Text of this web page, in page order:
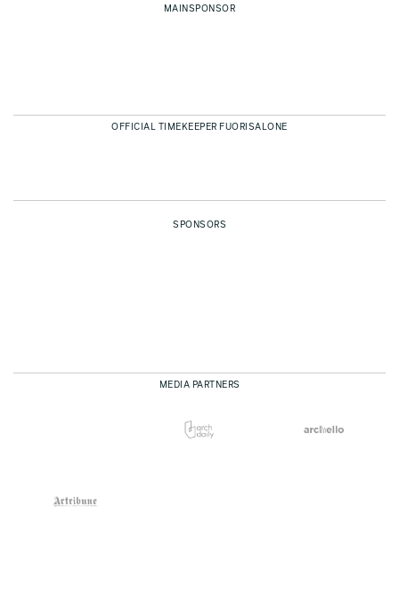
MAINSPONSOR
OFFICIAL TIMEKEEPER FUORISALONE
SPONSORS
MEDIA PARTNERS